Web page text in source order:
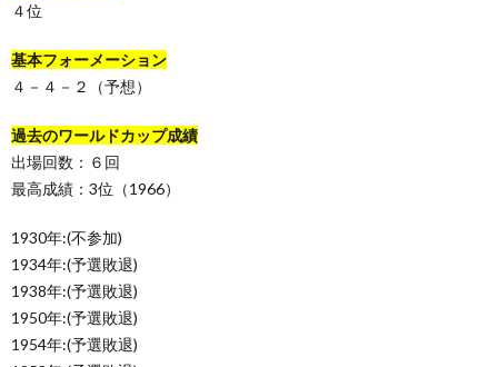
４位
基本フォーメーション
４－４－２（予想）
過去のワールドカップ成績
出場回数：６回
最高成績：3位（1966）
1930年:(不参加)
1934年:(予選敗退)
1938年:(予選敗退)
1950年:(予選敗退)
1954年:(予選敗退)